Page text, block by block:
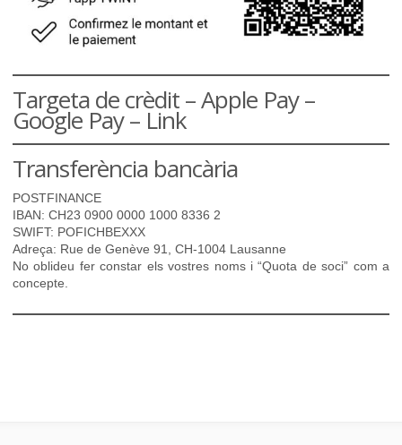
Targeta de crèdit – Apple Pay –
Google Pay – Link
Transferència bancària
POSTFINANCE
IBAN: CH23 0900 0000 1000 8336 2
SWIFT: POFICHBEXXX
Adreça: Rue de Genève 91, CH-1004 Lausanne
No oblideu fer constar els vostres noms i “Quota de soci” com a
concepte.